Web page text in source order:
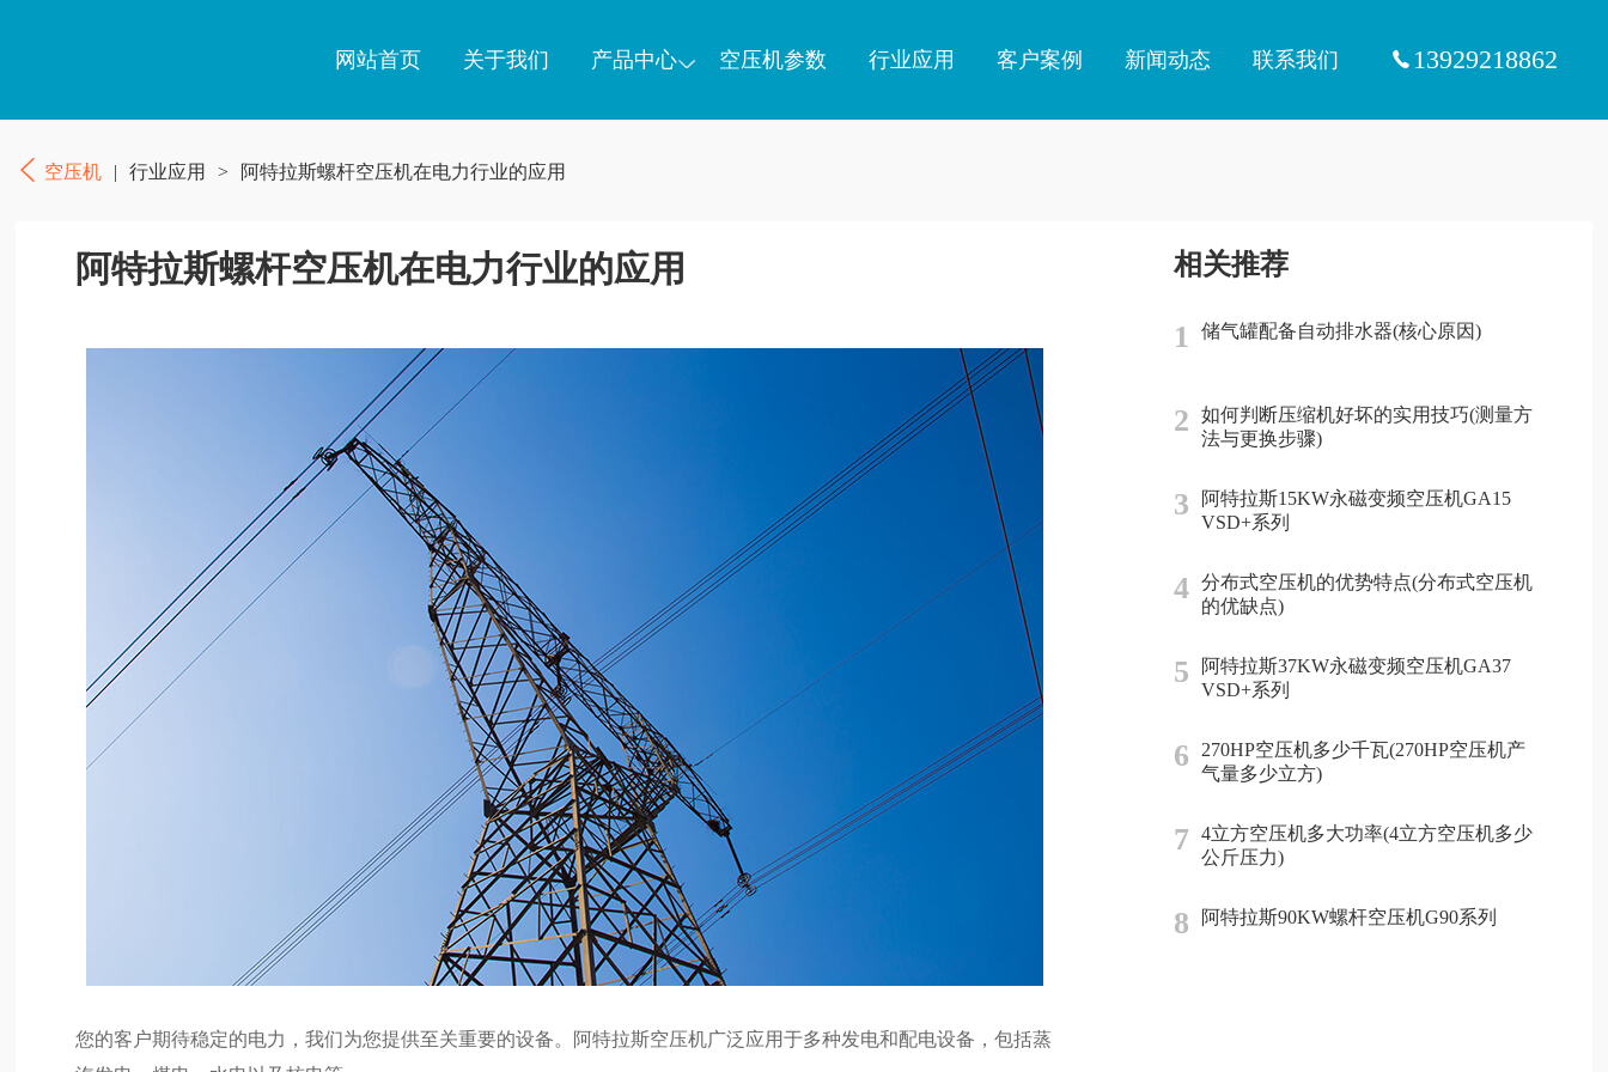
网站首页 关于我们 产品中心 空压机参数 行业应用 客户案例 新闻动态 联系我们 13929218862
空压机 | 行业应用 > 阿特拉斯螺杆空压机在电力行业的应用
阿特拉斯螺杆空压机在电力行业的应用
您的客户期待稳定的电力，我们为您提供至关重要的设备。阿特拉斯空压机广泛应用于多种发电和配电设备，包括蒸
相关推荐
1 储气罐配备自动排水器(核心原因)
2
如何判断压缩机好坏的实用技巧(测量方
法与更换步骤)
3
阿特拉斯15KW永磁变频空压机GA15
VSD+系列
4
分布式空压机的优势特点(分布式空压机
的优缺点)
5
阿特拉斯37KW永磁变频空压机GA37
VSD+系列
6
270HP空压机多少千瓦(270HP空压机产
气量多少立方)
7
4立方空压机多大功率(4立方空压机多少
公斤压力)
8 阿特拉斯90KW螺杆空压机G90系列